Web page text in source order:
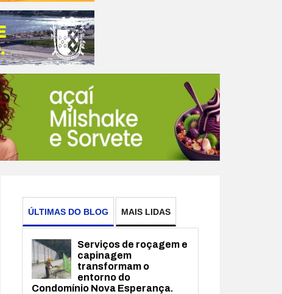
ÚLTIMAS DO BLOG MAIS LIDAS
Serviços de roçagem e
capinagem
transformam o
entorno do
Condomínio Nova Esperança.